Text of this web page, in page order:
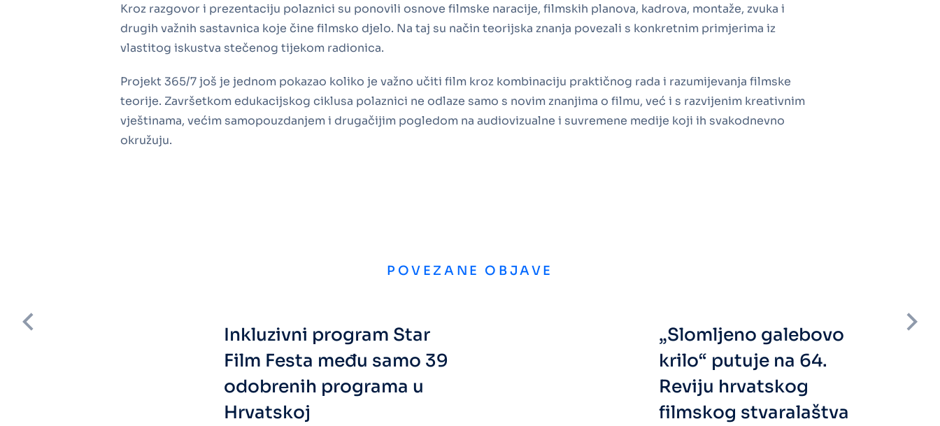
Kroz razgovor i prezentaciju polaznici su ponovili osnove filmske naracije, filmskih planova, kadrova, montaže, zvuka i
drugih važnih sastavnica koje čine filmsko djelo. Na taj su način teorijska znanja povezali s konkretnim primjerima iz
vlastitog iskustva stečenog tijekom radionica.
Projekt 365/7 još je jednom pokazao koliko je važno učiti film kroz kombinaciju praktičnog rada i razumijevanja filmske
teorije. Završetkom edukacijskog ciklusa polaznici ne odlaze samo s novim znanjima o filmu, već i s razvijenim kreativnim
vještinama, većim samopouzdanjem i drugačijim pogledom na audiovizualne i suvremene medije koji ih svakodnevno
okružuju.
POVEZANE OBJAVE
Inkluzivni program Star
Film Festa među samo 39
odobrenih programa u
Hrvatskoj
„Slomljeno galebovo
krilo“ putuje na 64.
Reviju hrvatskog
filmskog stvaralaštva